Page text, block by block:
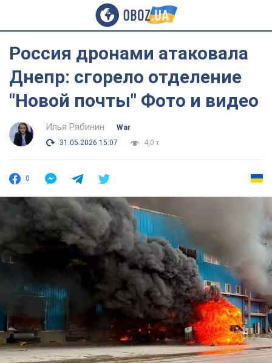
Россия дронами атаковала
Днепр: сгорело отделение
"Новой почты" Фото и видео
Илья Рябинин
War
31.05.2026 15:07
4,0 т.
0